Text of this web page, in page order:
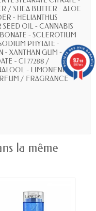
/ SHEA BUTTER - ALOE
- HELIANTHUS
SEED OIL - CANNABIS
- SCLEROTIUM
PHYTATE -
- XANTHAN GUM -
- CI 77288 /
- LIMONENE -
/ FRAGRANCE
la même
9.7/10
5887 avis